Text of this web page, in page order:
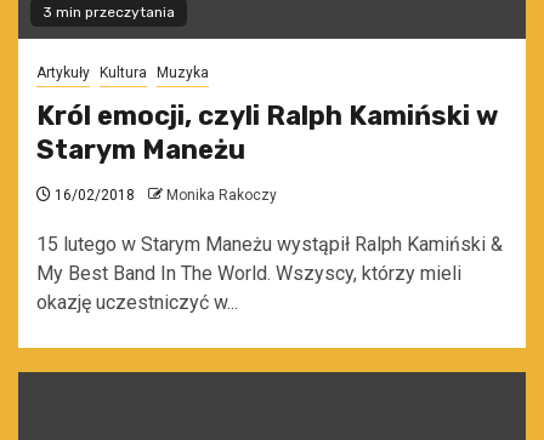
3 min przeczytania
Artykuły Kultura Muzyka
Król emocji, czyli Ralph Kamiński w
Starym Maneżu
16/02/2018 Monika Rakoczy
15 lutego w Starym Maneżu wystąpił Ralph Kamiński &
My Best Band In The World. Wszyscy, którzy mieli
okazję uczestniczyć w...